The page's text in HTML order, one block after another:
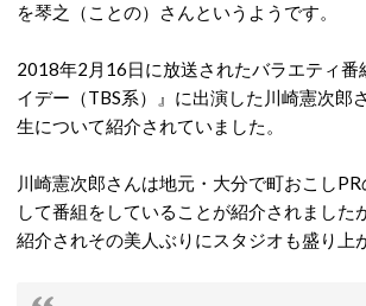
を琴之（ことの）さんというようです。
2018年2月16日に放送されたバラエティ番
イデー（TBS系）』に出演した川崎憲次郎
生について紹介されていました。
川崎憲次郎さんは地元・大分で町おこし
して番組をしていることが紹介されました
紹介されその美人ぶりにスタジオも盛り上